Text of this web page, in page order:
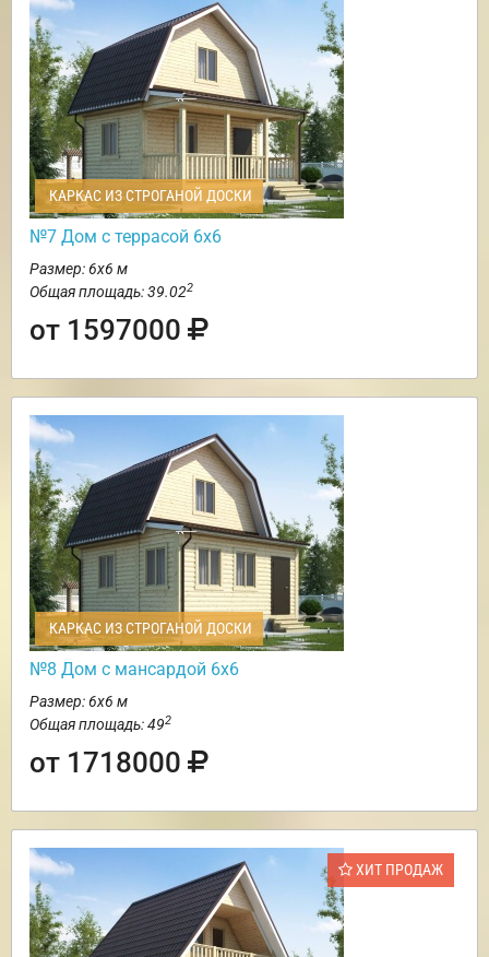
КАРКАС ИЗ СТРОГАНОЙ ДОСКИ
№7 Дом с террасой 6х6
Размер: 6х6 м
Общая площадь: 39.022
от 1597000
КАРКАС ИЗ СТРОГАНОЙ ДОСКИ
№8 Дом с мансардой 6х6
Размер: 6х6 м
Общая площадь: 492
от 1718000
ХИТ ПРОДАЖ